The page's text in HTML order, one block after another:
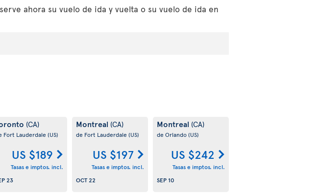
ahora su vuelo de ida y vuelta o su vuelo de ida en
(CA)
Fort Lauderdale (US)
US $189
Tasas e imptos. incl.
23
Montreal (CA)
de Fort Lauderdale (US)
US $197
Tasas e imptos. incl.
OCT 22
Montreal (CA)
de Orlando(US)
US $242
Tasas e imptos. incl.
SEP 10